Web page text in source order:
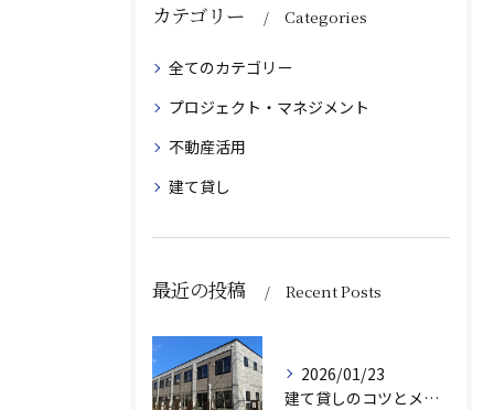
カテゴリー Categories
全てのカテゴリー
プロジェクト・マネジメント
不動産活用
建て貸し
最近の投稿 Recent Posts
2026/01/23
建て貸しのコツとメリット・デメリット徹底比較ガイド